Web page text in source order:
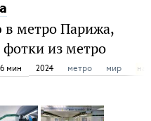
в метро Парижа,
из метро
6 мин 2024 метро мир